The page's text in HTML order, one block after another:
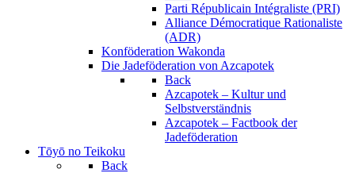
Parti Républicain Intégraliste (PRI)
Alliance Démocratique Rationaliste
(ADR)
Konföderation Wakonda
Die Jadeföderation von Azcapotek
Back
Azcapotek – Kultur und
Selbstverständnis
Azcapotek – Factbook der
Jadeföderation
Tōyō no Teikoku
Back